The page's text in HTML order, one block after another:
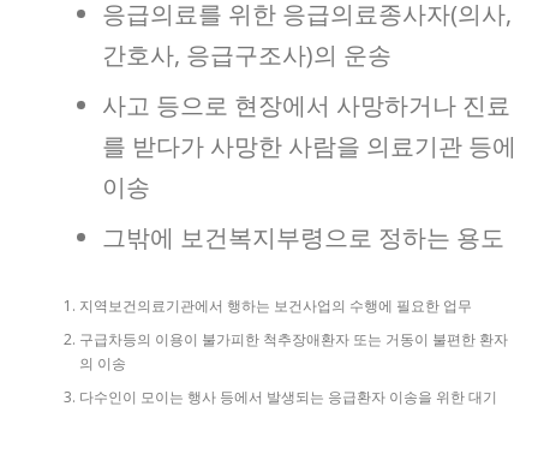
응급의료를 위한 응급의료종사자(의사,
간호사, 응급구조사)의 운송
사고 등으로 현장에서 사망하거나 진료
를 받다가 사망한 사람을 의료기관 등에
이송
그밖에 보건복지부령으로 정하는 용도
지역보건의료기관에서 행하는 보건사업의 수행에 필요한 업무
구급차등의 이용이 불가피한 척추장애환자 또는 거동이 불편한 환자
의 이송
다수인이 모이는 행사 등에서 발생되는 응급환자 이송을 위한 대기